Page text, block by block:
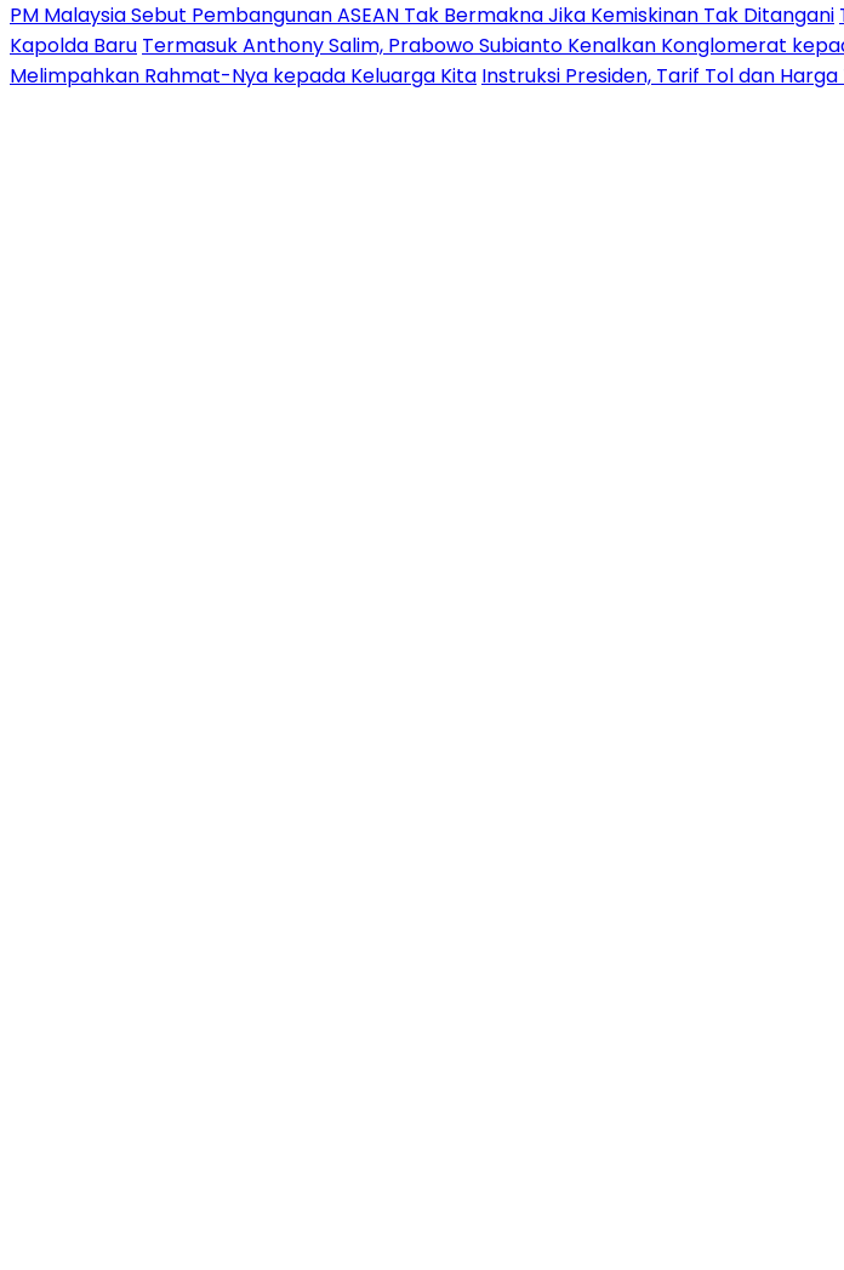
PM Malaysia Sebut Pembangunan ASEAN Tak Bermakna Jika Kemiskinan Tak Ditangani
Kapolda Baru Termasuk Anthony Salim, Prabowo Subianto Kenalkan Konglomerat
Melimpahkan Rahmat-Nya kepada Keluarga Kita Instruksi Presiden, Tarif Tol dan